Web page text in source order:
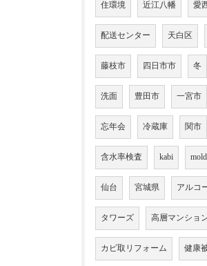
住環境 近江八幡 愛
配送センター 天白区
藤枝市 四日市市 冬
洗面 豊田市 一宮市
忘年会 冷蔵庫 関市
含水率検査 kabi mold
仙台 宮城県 アルコ
タワーズ 高層マンショ
カビ取リフォーム 健康